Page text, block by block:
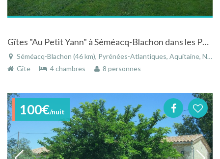
Gîtes "Au Petit Yann" à Séméacq-Blachon dans les Pyrénées-Atlantiques en Aquitaine
Séméacq-Blachon (46 km), Pyrénées-Atlantiques, Aquitaine, Nouvelle-Aquitaine, France
Gîte
4 chambres 8 personnes
100€/nuit